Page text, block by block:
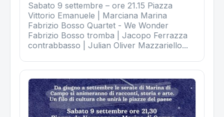
Sabato 9 settembre – ore 21.15 Piazza
Vittorio Emanuele | Marciana Marina
Fabrizio Bosso Quartet - We Wonder
Fabrizio Bosso tromba | Jacopo Ferrazza
contrabbasso | Julian Oliver Mazzariello...